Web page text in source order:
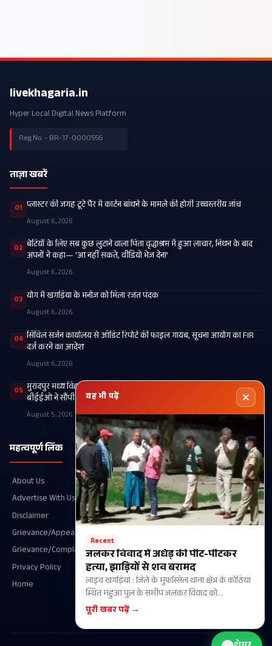
livekhagaria.in
Hyper Local Digital News Platform
Reg.No. - BR-17-0000556
ताज़ा खबरें
01 प्लास्टर की जगह टूटे पैर में कार्टन बांधने के मामले की होगी उच्चस्तरीय जांच
August 6, 2026
02 बेटियों के लिए सब कुछ लुटाने वाला पिता वृद्धाश्रम में हुआ लाचार, निधन के बाद
अपनों ने कहा— ‘आ नहीं सकते, वीडियो भेज देना’
August 6, 2026
03 ​योग में खगड़िया के मनोज को मिला रजत पदक
August 6, 2026
04 सिविल सर्जन कार्यालय से ऑडिट रिपोर्ट की फाइल गायब, सूचना आयोग का FIR
दर्ज करने का आदेश
August 6, 2026
05 मुरादपुर मध्य विद्यालय में एमडीएम किचन व वित्तीय अनियमितता की जांच,
बीईईओ ने सौंपी रिपोर्ट
August 5, 2026
महत्वपूर्ण लिंक
About Us
Advertise With Us
Disclaimer
Grievance/Appeal Details
Grievance/Complaint
Privacy Policy
Home
श्रेणियाँ
Recent
खगड़िया
आपका शहर
राजनीति
गोगरी
मानसी
यह भी पढ़ें
Recent
जलकर विवाद में अधेड़ की पीट-पीटकर
हत्या, झाड़ियों से शव बरामद
लाइव खगड़िया : जिले के मुफस्सिल थाना क्षेत्र के कोठिया
स्थित महुआ पुल के समीप जलकर विवाद को…
पूरी खबर पढ़ें →